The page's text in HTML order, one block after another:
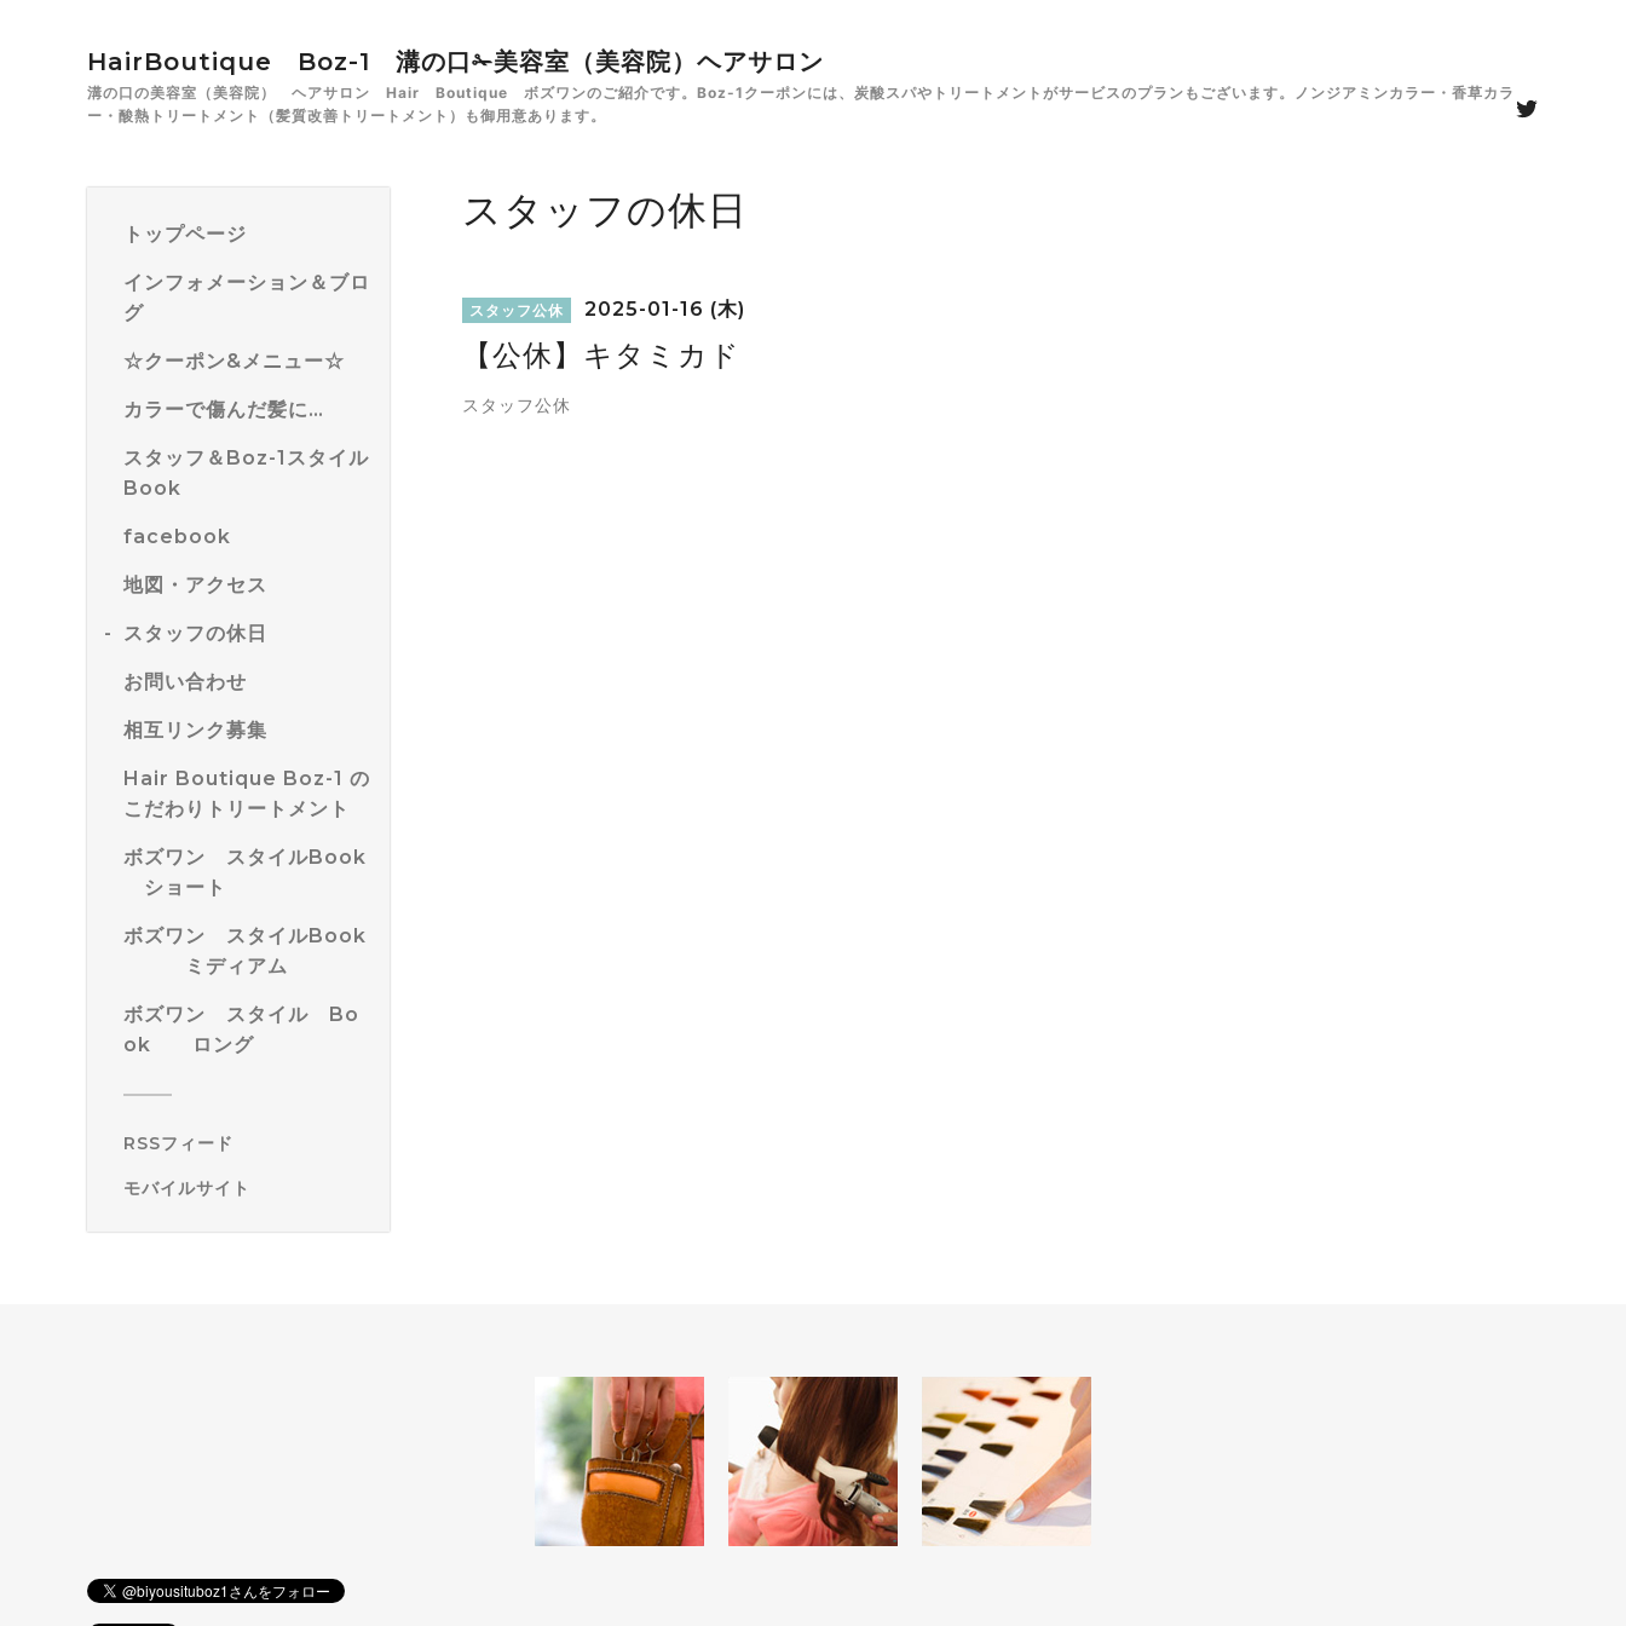
HairBoutique Boz-1 溝の口✁美容室（美容院）ヘアサロン
溝の口の美容室（美容院） ヘアサロン Hair Boutique ボズワンのご紹介です。Boz-1クーポンには、炭酸スパやトリートメントがサービスのプランもございます。ノンジアミンカラー・香草カラ
ー・酸熱トリートメント（髪質改善トリートメント）も御用意あります。
トップページ
インフォメーション＆ブロ
グ
☆クーポン&メニュー☆
カラーで傷んだ髪に…
スタッフ＆Boz-1スタイル
Book
facebook
地図・アクセス
スタッフの休日
お問い合わせ
相互リンク募集
Hair Boutique Boz-1 の
こだわりトリートメント
ボズワン スタイルBook
ショート
ボズワン スタイルBook
ミディアム
ボズワン スタイル Bo
ok ロング
RSSフィード
モバイルサイト
スタッフの休日
スタッフ公休 2025-01-16 (木)
【公休】キタミカド
スタッフ公休